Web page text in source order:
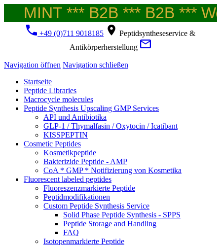
MINT *** B2B *** B2B ***
+49 (0)711 9018185
Peptidsyntheseservice &
Antikörperherstellung
Navigation öffnen Navigation schließen
Startseite
Peptide Libraries
Macrocycle molecules
Peptide Synthesis Upscaling GMP Services
API und Antibiotika
GLP-1 / Thymalfasin / Oxytocin / Icatibant
KISSPEPTIN
Cosmetic Peptides
Kosmetikpeptide
Bakterizide Peptide - AMP
CoA * GMP * Notifizierung von Kosmetika
Fluorescent labeled peptides
Fluoreszenzmarkierte Peptide
Peptidmodifikationen
Custom Peptide Synthesis Service
Solid Phase Peptide Synthesis - SPPS
Peptide Storage and Handling
FAQ
Isotopenmarkierte Peptide